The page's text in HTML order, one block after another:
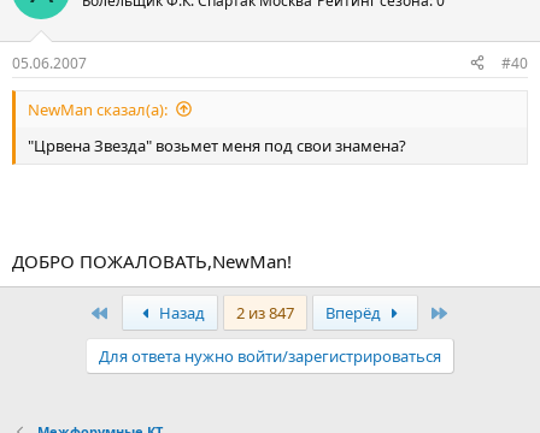
05.06.2007 #40
NewMan сказал(а):
"Црвена Звезда" возьмет меня под свои знамена?
ДОБРО ПОЖАЛОВАТЬ,NewMan!
ПервыйНазад 2 из 847 Вперёд
Для ответа нужно войти/зарегистрироваться